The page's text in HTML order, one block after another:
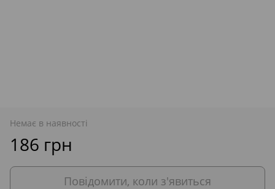
Немає в наявності
186 грн
Повідомити, коли з'явиться